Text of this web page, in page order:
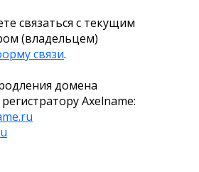
связаться с текущим
(владельцем)
связи.
домена
Axelname: